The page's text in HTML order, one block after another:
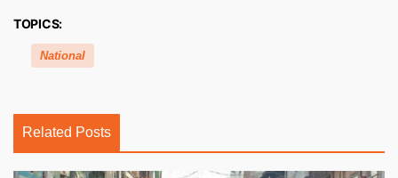
TOPICS:
National
Related Posts